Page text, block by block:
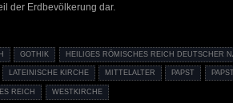
der Erdbevölkerung dar.
GOTHIK HEILIGES RÖMISCHES REICH DEUTSCHER
LATEINISCHE KIRCHE MITTELALTER PAPST
REICH WESTKIRCHE